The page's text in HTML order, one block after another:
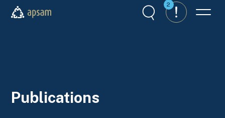
Aller au contenu principal
RechercheAlertes
2
Menu
Publications